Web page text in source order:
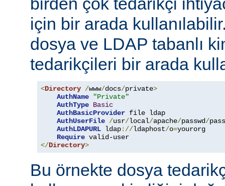
için bir arada
dosya ve LDAP tabanlı
tedarikçileri bir arada
<Directory /www/docs/private>
AuthName
"Private"
AuthType Basic
AuthBasicProvider file ldap
AuthUserFile /usr/local/apache/passwd/
AuthLDAPURL ldap://ldaphost/o=yourorg
Require
</Directory>
Bu örnekte dosya